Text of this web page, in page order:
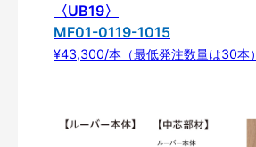
〈UB19〉
MF01-0119-1015
¥43,300/本（最低発注数量は30本）